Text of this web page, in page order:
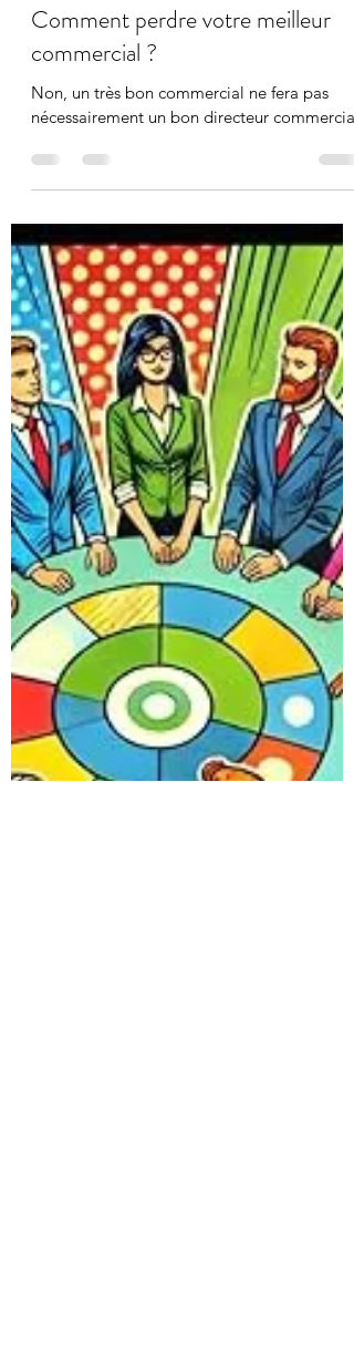
Rémi Plenier
10 mars 2025
Comment perdre votre meilleur
commercial ?
Non, un très bon commercial ne fera pas